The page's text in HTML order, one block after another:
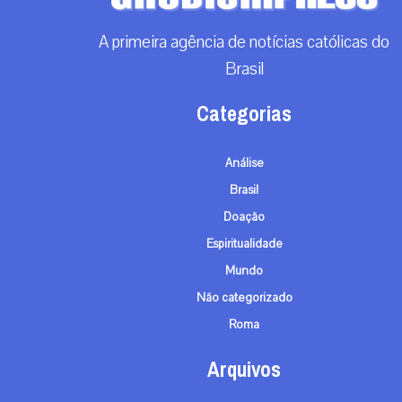
A primeira agência de notícias católicas do
Brasil
Categorias
Análise
Brasil
Doação
Espiritualidade
Mundo
Não categorizado
Roma
Arquivos